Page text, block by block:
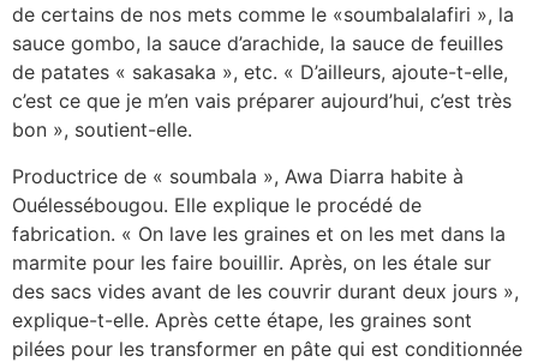
de certains de nos mets comme le «soumbalalafiri », la
sauce gombo, la sauce d’arachide, la sauce de feuilles
de patates « sakasaka », etc. « D’ailleurs, ajoute-t-elle,
c’est ce que je m’en vais préparer aujourd’hui, c’est très
bon », soutient-elle.
Productrice de « soumbala », Awa Diarra habite à
Ouélessébougou. Elle explique le procédé de
fabrication. « On lave les graines et on les met dans la
marmite pour les faire bouillir. Après, on les étale sur
des sacs vides avant de les couvrir durant deux jours »,
explique-t-elle. Après cette étape, les graines sont
pilées pour les transformer en pâte qui est conditionnée